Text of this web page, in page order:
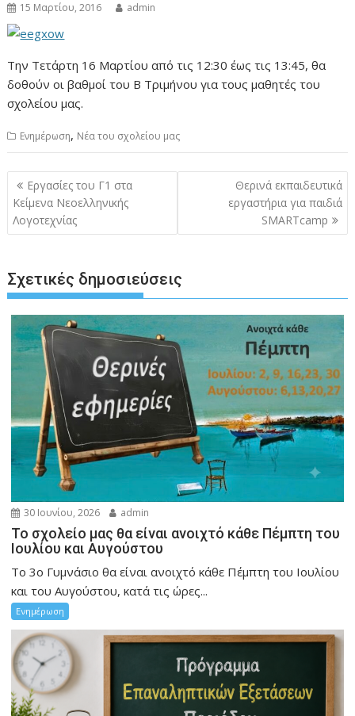
15 Μαρτίου, 2016 admin
Την Τετάρτη 16 Μαρτίου από τις 12:30 έως τις 13:45, θα
δοθούν οι βαθμοί του Β Τριμήνου για τους μαθητές του
σχολείου μας.
Ενημέρωση, Νέα του σχολείου μας
Πλοήγηση
άρθρων
Εργασίες του Γ1 στα
Κείμενα Νεοελληνικής
Λογοτεχνίας
Θερινά εκπαιδευτικά
εργαστήρια για παιδιά
SMARTcamp
Σχετικές δημοσιεύσεις
30 Ιουνίου, 2026 admin
Το σχολείο μας θα είναι ανοιχτό κάθε Πέμπτη του
Ιουλίου και Αυγούστου
Το 3ο Γυμνάσιο θα είναι ανοιχτό κάθε Πέμπτη του Ιουλίου
και του Αυγούστου, κατά τις ώρες...
Ενημέρωση